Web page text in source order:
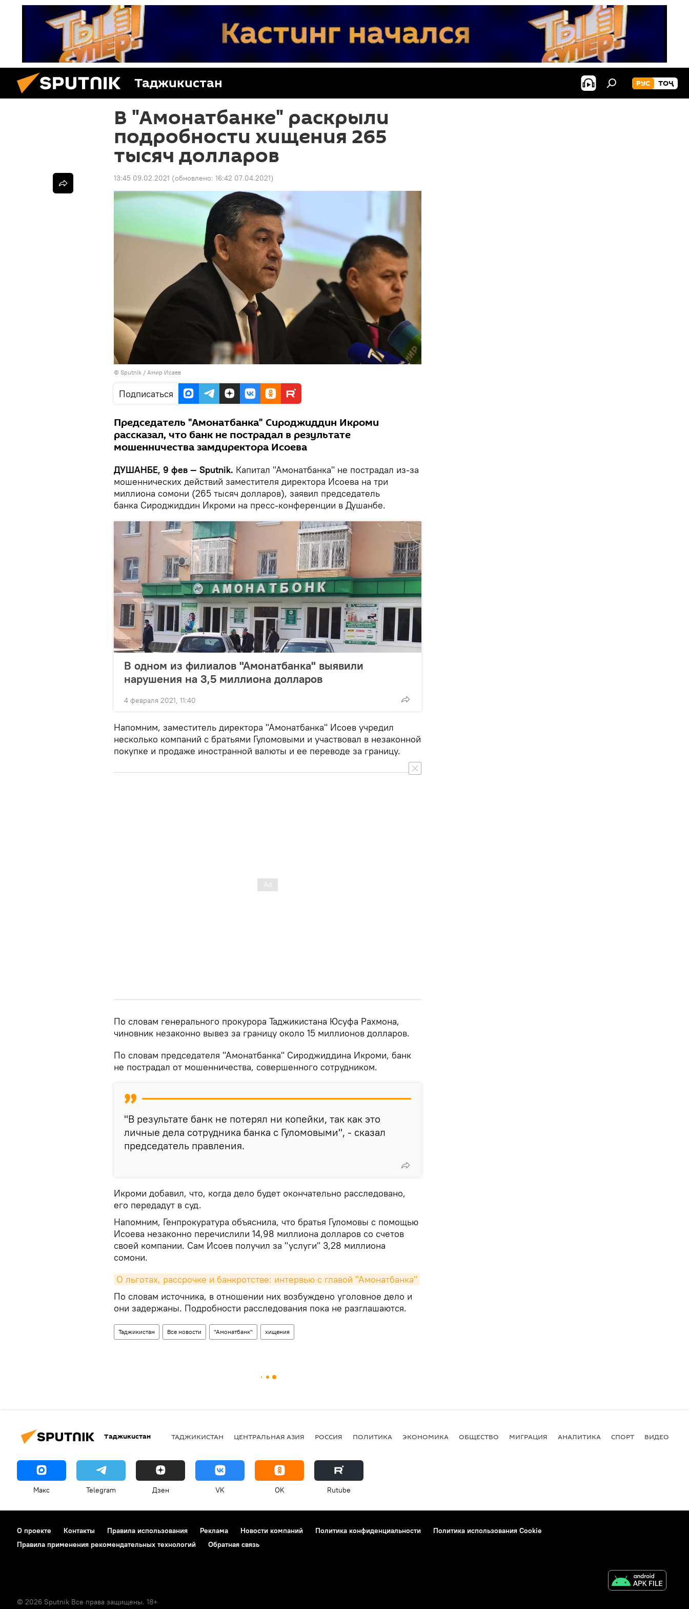
Таджикистан РУС ТОҶ
В "Амонатбанке" раскрыли
подробности хищения 265
тысяч долларов
13:45 09.02.2021 (обновлено: 16:42 07.04.2021)
© Sputnik / Амир Исаев
Подписаться
Председатель "Амонатбанка" Сироджиддин Икроми
рассказал, что банк не пострадал в результате
мошенничества замдиректора Исоева
ДУШАНБЕ, 9 фев — Sputnik. Капитал "Амонатбанка" не пострадал из-за
мошеннических действий заместителя директора Исоева на три
миллиона сомони (265 тысяч долларов), заявил председатель
банка Сироджиддин Икроми на пресс-конференции в Душанбе.
В одном из филиалов "Амонатбанка" выявили
нарушения на 3,5 миллиона долларов
4 февраля 2021, 11:40
Напомним, заместитель директора "Амонатбанка" Исоев учредил
несколько компаний с братьями Гуломовыми и участвовал в незаконной
покупке и продаже иностранной валюты и ее переводе за границу.
По словам генерального прокурора Таджикистана Юсуфа Рахмона,
чиновник незаконно вывез за границу около 15 миллионов долларов.
По словам председателя "Амонатбанка" Сироджиддина Икроми, банк
не пострадал от мошенничества, совершенного сотрудником.
"В результате банк не потерял ни копейки, так как это
личные дела сотрудника банка с Гуломовыми", - сказал
председатель правления.
Икроми добавил, что, когда дело будет окончательно расследовано,
его передадут в суд.
Напомним, Генпрокуратура объяснила, что братья Гуломовы с помощью
Исоева незаконно перечислили 14,98 миллиона долларов со счетов
своей компании. Сам Исоев получил за "услуги" 3,28 миллиона
сомони.
О льготах, рассрочке и банкротстве: интервью с главой "Амонатбанка"
По словам источника, в отношении них возбуждено уголовное дело и
они задержаны. Подробности расследования пока не разглашаются.
Таджикистан Все новости "Амонатбанк" хищения
Таджикистан ТАДЖИКИСТАН ЦЕНТРАЛЬНАЯ АЗИЯ РОССИЯ ПОЛИТИКА ЭКОНОМИКА ОБЩЕСТВО МИГРАЦИЯ АНАЛИТИКА СПОРТ ВИДЕО
Макс Telegram Дзен VK OK Rutube
О проекте Контакты Правила использования Реклама Новости компаний Политика конфиденциальности
Политика использования Cookie
Правила применения рекомендательных технологий
Обратная связь
© 2026 Sputnik Все права защищены. 18+